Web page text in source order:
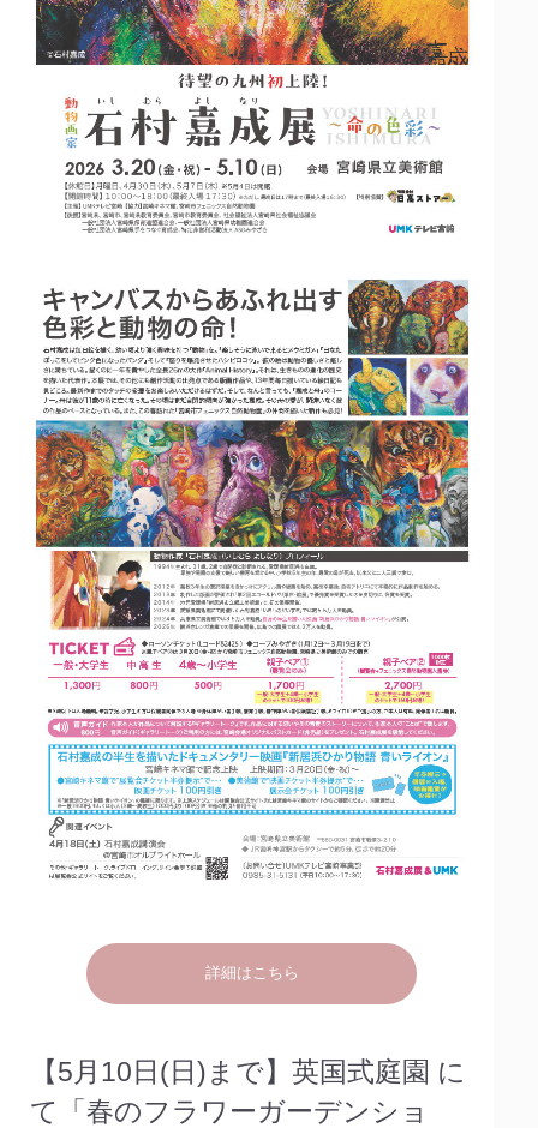
詳細はこちら
【5月10日(日)まで】英国式庭園 に
て「春のフラワーガーデンショ